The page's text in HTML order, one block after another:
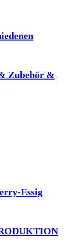
Zubehör &
Essig